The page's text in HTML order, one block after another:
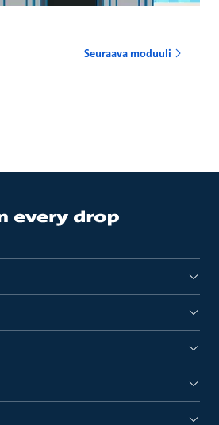
Seuraava moduuli